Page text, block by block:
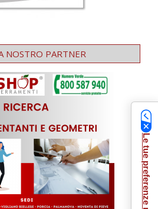
NOSTRO PARTNER